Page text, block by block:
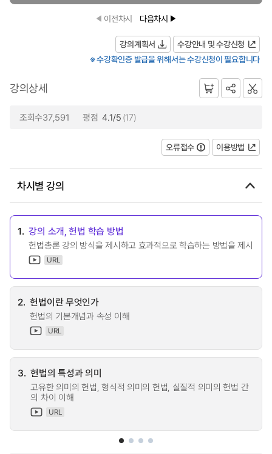
이전차시 다음차시
강의계획서
수강안내 및 수강신청
※ 수강확인증 발급을 위해서는 수강신청이 필요합니다
강의상세
조회수37,591 평점 4.1/5 (17)
오류접수 이용방법
차시별 강의
1. 강의 소개, 헌법 학습 방법
헌법총론 강의 방식을 제시하고 효과적으로 학습하는 방법을 제시
URL
2. 헌법이란 무엇인가
헌법의 기본개념과 속성 이해
URL
3. 헌법의 특성과 의미
고유한 의미의 헌법, 형식적 의미의 헌법, 실질적 의미의 헌법 간
의 차이 이해
URL